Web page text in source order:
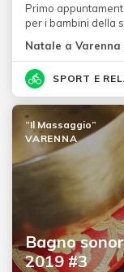
Primo
per i bambini della
Natale a Varenna
SPORT E
Bagno
2019 #3
“Il Massaggio”
VARENNA